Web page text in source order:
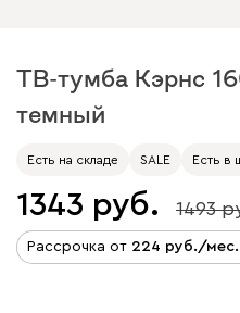
ТВ-тумба Кэрнс
темный
Есть на складе SALE Есть в
1343 1493
Рассрочка от 224 /мес.